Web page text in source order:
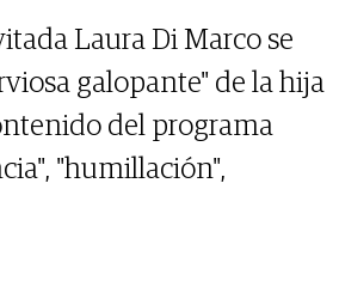
Laura Di Marco se
galopante" de la hija
del programa
"humillación",